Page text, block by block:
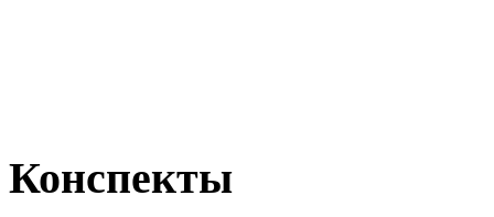
Конспекты